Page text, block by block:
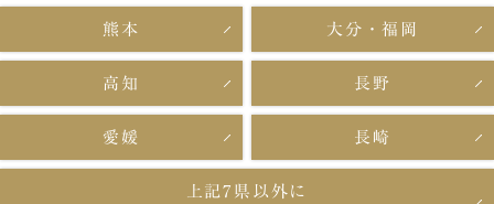
熊本 大分・福岡
高知 長野
愛媛 長崎
上記7県以外に